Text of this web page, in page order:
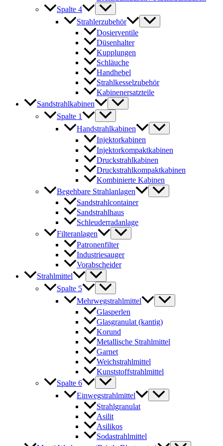
Spalte 4
Strahlerzubehör
Dosierventile
Düsenhalter
Kupplungen
Schläuche
Handhebel
Strahlkesselzubehör
Kabinenersatzteile
Sandstrahlkabinen
Spalte 1
Handstrahlkabinen
Injektorkabinen
Injektorkompaktkabinen
Druckstrahlkabinen
Druckstrahlkompaktkabinen
Kombinierte Kabinen
Begehbare Strahlanlagen
Sandstrahlcontainer
Sandstrahlhaus
Schleuderradanlage
Filteranlagen
Patronenfilter
Industriesauger
Vorabscheider
Strahlmittel
Spalte 5
Mehrwegstrahlmittel
Glasperlen
Glasgranulat (kantig)
Korund
Metallische Strahlmittel
Garnet
Weichstrahlmittel
Kunststoffstrahlmittel
Spalte 6
Einwegstrahlmittel
Strahlgranulat
Asilit
Asilikos
Sodastrahlmittel